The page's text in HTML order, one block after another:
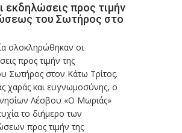
εκδηλώσεις προς τιμήν
του Σωτήρος στο
ολοκληρώθηκαν οι
προς τιμήν της
Σωτήρος στον Κάτω Τρίτος.
χαράς και ευγνωμοσύνης, ο
Λέσβου «Ο Μωριάς»
το διήμερο των
προς τιμήν της